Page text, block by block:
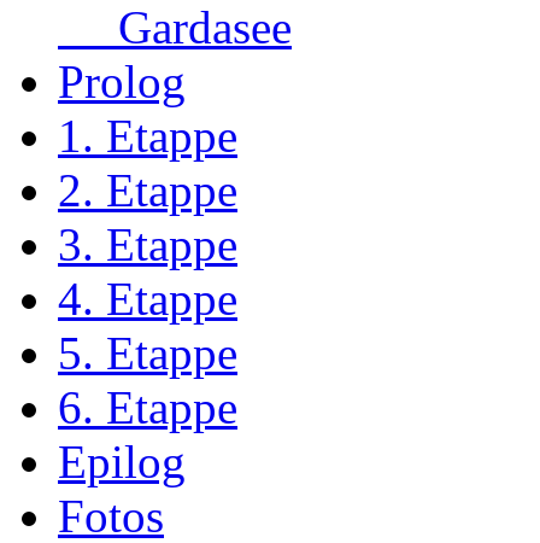
Gardasee
Prolog
1. Etappe
2. Etappe
3. Etappe
4. Etappe
5. Etappe
6. Etappe
Epilog
Fotos